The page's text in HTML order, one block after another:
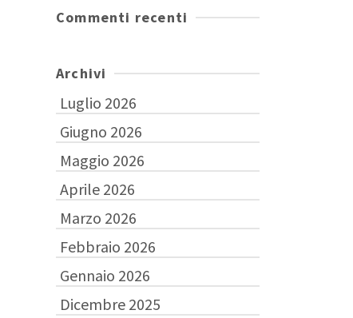
Commenti recenti
Archivi
Luglio 2026
Giugno 2026
Maggio 2026
Aprile 2026
Marzo 2026
Febbraio 2026
Gennaio 2026
Dicembre 2025